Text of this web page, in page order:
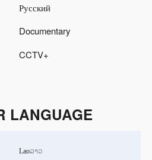
Русский
Documentary
CCTV+
LANGUAGE
Laoລາວ